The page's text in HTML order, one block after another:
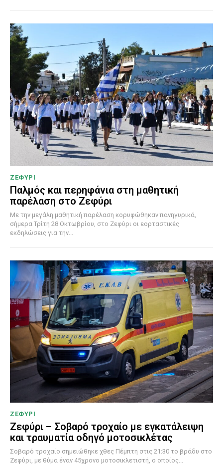
ΖΕΦΥΡΙ
Παλμός και περηφάνια στη μαθητική
παρέλαση στο Ζεφύρι
Με την μεγάλη μαθητική παρέλαση κορυφώθηκαν πανηγυρικά,
σήμερα Τρίτη 28 Οκτωβρίου, στο Ζεφύρι οι εορταστικές
εκδηλώσεις για την...
ΖΕΦΥΡΙ
Ζεφύρι – Σοβαρό τροχαίο με εγκατάλειψη
και τραυματία οδηγό μοτοσικλέτας
Σοβαρό τροχαίο σημειώθηκε χθες Πέμπτη στις 21:30 το βράδυ στο
Ζεφύρι, με θύμα έναν 45χρονο μοτοσικλετιστή, ο οποίος...